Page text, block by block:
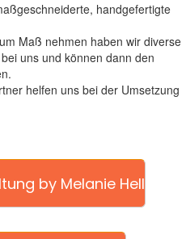
handgefertigte
Maß nehmen haben wir diverse
uns und können dann den
helfen uns bei der Umsetzung
by Melanie Hell